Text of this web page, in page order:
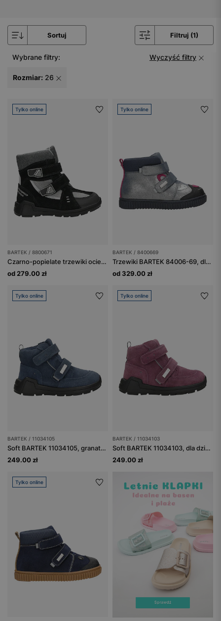
Sortuj Filtruj (1)
Wybrane filtry: Wyczyść filtry
Rozmiar: 26
Tylko online
BARTEK / 8800671
Czarno-popielate trzewiki ocieplane BARTEK o zwiększonej wodoodporności 8800671
od 279.00 zł
Tylko online
BARTEK / 8400669
Trzewiki BARTEK 84006-69, dla dziewcząt, srebrny + czarny
od 329.00 zł
Tylko online
BARTEK / 11034105
Soft BARTEK 11034105, granatowy
249.00 zł
Tylko online
BARTEK / 11034103
Soft BARTEK 11034103, dla dziewcząt, fioletowy
249.00 zł
Tylko online